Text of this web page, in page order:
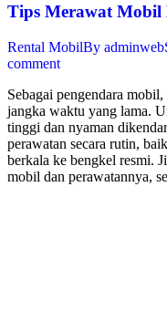
Tips Merawat Mobil
Rental MobilBy adminweb
comment
Sebagai pengendara
jangka waktu yang lama.
tinggi dan nyaman
perawatan secara rutin,
berkala ke bengkel resmi.
mobil dan perawatannya,